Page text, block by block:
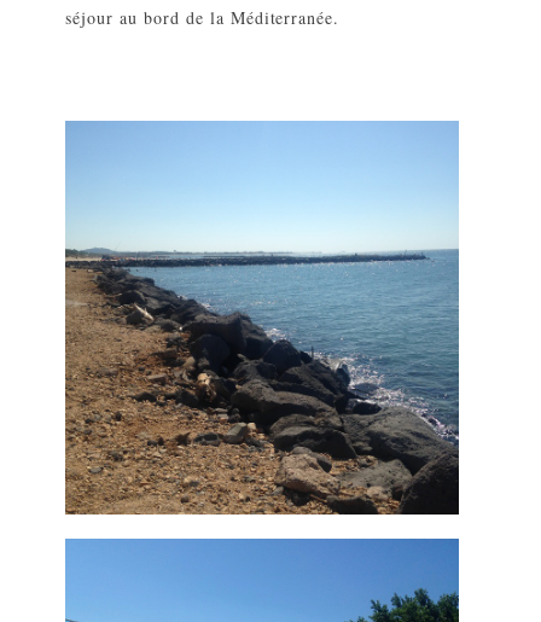
séjour au bord de la Méditerranée.